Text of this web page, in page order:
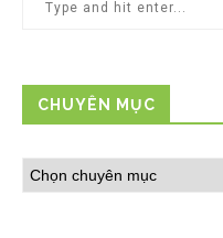
CHUYÊN MỤC